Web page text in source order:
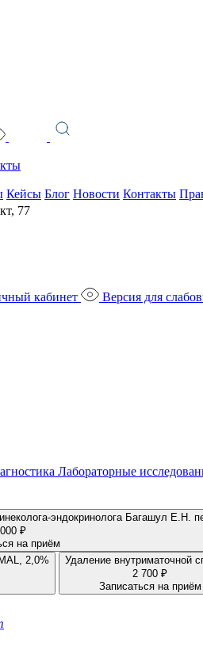
Кейсы Блог Новости Контакты
77
кабинет Версия для
Лабораторные
врача-акушера-гинеколога-эндокринолога Багашул
₽
на приём
G NORMAL, 2,0%
2 700 ₽
Записаться на приём